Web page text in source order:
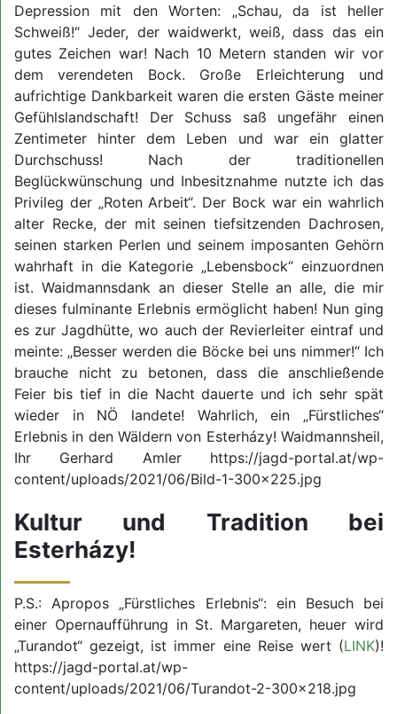
Depression mit den Worten: „Schau, da ist heller
Schweiß!“ Jeder, der waidwerkt, weiß, dass das ein
gutes Zeichen war! Nach 10 Metern standen wir vor
dem verendeten Bock. Große Erleichterung und
aufrichtige Dankbarkeit waren die ersten Gäste meiner
Gefühlslandschaft! Der Schuss saß ungefähr einen
Zentimeter hinter dem Leben und war ein glatter
Durchschuss! Nach der traditionellen
Beglückwünschung und Inbesitznahme nutzte ich das
Privileg der „Roten Arbeit“. Der Bock war ein wahrlich
alter Recke, der mit seinen tiefsitzenden Dachrosen,
seinen starken Perlen und seinem imposanten Gehörn
wahrhaft in die Kategorie „Lebensbock“ einzuordnen
ist. Waidmannsdank an dieser Stelle an alle, die mir
dieses fulminante Erlebnis ermöglicht haben! Nun ging
es zur Jagdhütte, wo auch der Revierleiter eintraf und
meinte: „Besser werden die Böcke bei uns nimmer!“ Ich
brauche nicht zu betonen, dass die anschließende
Feier bis tief in die Nacht dauerte und ich sehr spät
wieder in NÖ landete! Wahrlich, ein „Fürstliches“
Erlebnis in den Wäldern von Esterházy! Waidmannsheil,
Ihr Gerhard Amler https://jagd-portal.at/wp-
content/uploads/2021/06/Bild-1-300x225.jpg
Kultur und Tradition bei
Esterházy!
P.S.: Apropos „Fürstliches Erlebnis“: ein Besuch bei
einer Opernaufführung in St. Margareten, heuer wird
„Turandot“ gezeigt, ist immer eine Reise wert (LINK)!
https://jagd-portal.at/wp-
content/uploads/2021/06/Turandot-2-300x218.jpg